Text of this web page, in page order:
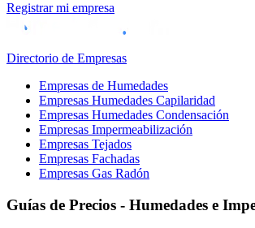
Registrar mi empresa
Directorio de Empresas
Empresas de Humedades
Empresas Humedades Capilaridad
Empresas Humedades Condensación
Empresas Impermeabilización
Empresas Tejados
Empresas Fachadas
Empresas Gas Radón
Guías de Precios - Humedades e